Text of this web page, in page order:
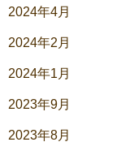
2024年4月
2024年2月
2024年1月
2023年9月
2023年8月